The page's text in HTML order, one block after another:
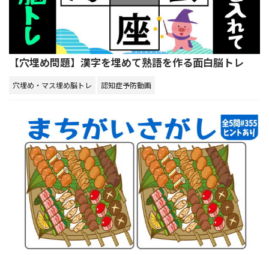
【穴埋め問題】漢字を埋めて熟語を作る面白脳トレ
穴埋め・マス埋め脳トレ 認知症予防動画